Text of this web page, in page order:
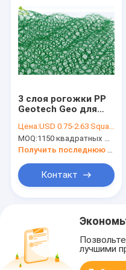
3 слоя рогожки PP
Geotech Geo для
дорог усиливают
EM5
Цена:USD 0.75-2.63 Square Meter
MOQ:1150 квадратных метров
Получить последнюю цену
Контакт
лучшими